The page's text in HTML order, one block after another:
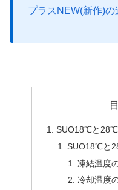
プラスNEW(新作)の
SUO18℃と28℃
SUO18℃と
凍結温度
冷却温度